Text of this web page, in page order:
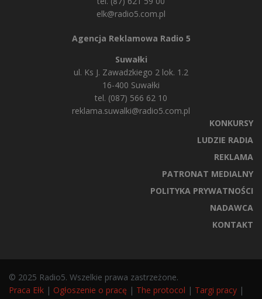
elk@radio5.com.pl
Agencja Reklamowa Radio 5
Suwałki
ul. Ks J. Zawadzkiego 2 lok. 1.2
16-400 Suwałki
tel. (087) 566 62 10
reklama.suwalki@radio5.com.pl
KONKURSY
LUDZIE RADIA
REKLAMA
PATRONAT MEDIALNY
POLITYKA PRYWATNOŚCI
NADAWCA
KONTAKT
© 2025 Radio5. Wszelkie prawa zastrzeżone.
Praca Ełk | Ogłoszenie o pracę | The protocol | Targi pracy |